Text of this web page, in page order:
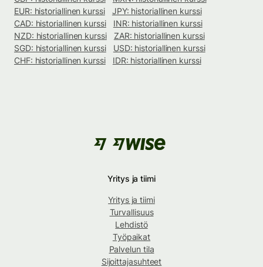
EUR: historiallinen kurssi
JPY: historiallinen kurssi
CAD: historiallinen kurssi
INR: historiallinen kurssi
NZD: historiallinen kurssi
ZAR: historiallinen kurssi
SGD: historiallinen kurssi
USD: historiallinen kurssi
CHF: historiallinen kurssi
IDR: historiallinen kurssi
Yritys ja tiimi
Yritys ja tiimi
Turvallisuus
Lehdistö
Työpaikat
Palvelun tila
Sijoittajasuhteet